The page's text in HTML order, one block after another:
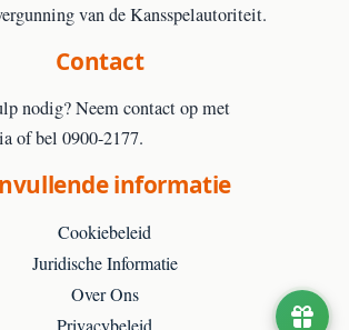
van de Kansspelautoriteit.
Contact
nodig? Neem contact op met
of bel 0900-2177.
informatie
Cookiebeleid
Juridische Informatie
Over Ons
Privacybeleid